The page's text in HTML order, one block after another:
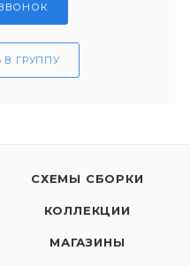
В ГРУППУ
СХЕМЫ СБОРКИ
КОЛЛЕКЦИИ
МАГАЗИНЫ